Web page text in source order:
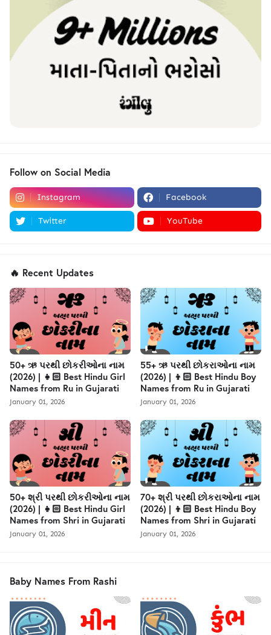
Follow on Social Media
Instagram Facebook
Twitter YouTube
🔥 Recent Updates
50+ ઋ પરથી છોકરીઓના નામ
(2026) | 👧🏻 Best Hindu Girl
Names from Ru in Gujarati
January 01, 2026
55+ ઋ પરથી છોકરાઓના નામ
(2026) | 👦🏻 Best Hindu Boy
Names from Ru in Gujarati
January 01, 2026
50+ શ્રી પરથી છોકરીઓના નામ
(2026) | 👧🏻 Best Hindu Girl
Names from Shri in Gujarati
January 01, 2026
70+ શ્રી પરથી છોકરાઓના નામ
(2026) | 👦🏻 Best Hindu Boy
Names from Shri in Gujarati
January 01, 2026
Baby Names From Rashi